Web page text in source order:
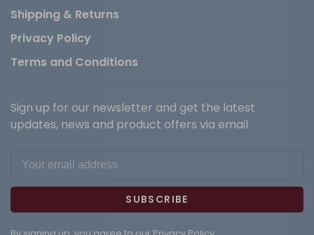
Shipping & Returns
Privacy Policy
Terms and Conditions
Sign up for our newsletter and get the latest
updates, news and product offers via email
SUBSCRIBE